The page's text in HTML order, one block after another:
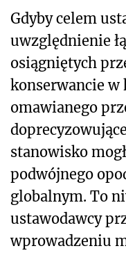
Gdyby celem
uwzględnienie
osiągniętych
konserwancie w
omawianego
stanowisko
podwójnego
globalnym. To
ustawodawcy
wprowadzeniu